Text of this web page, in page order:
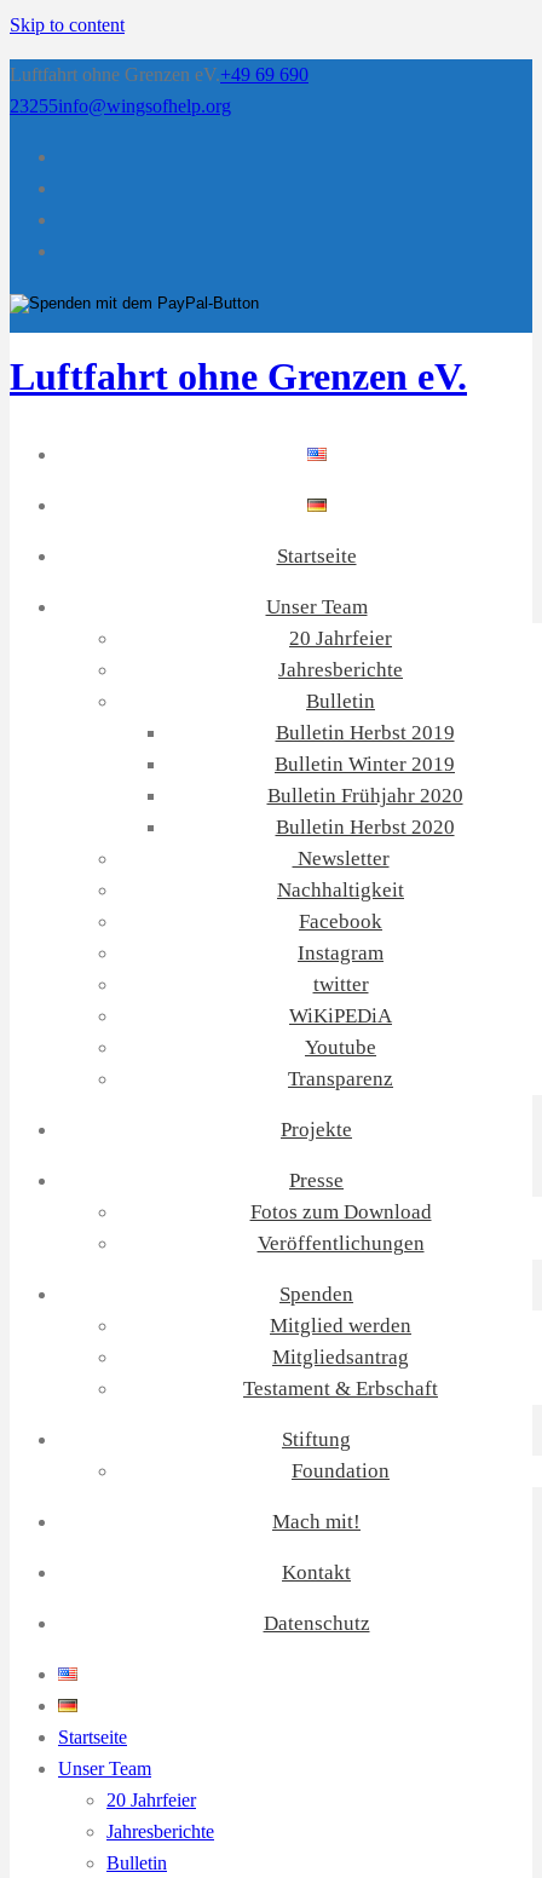
Skip to content
Luftfahrt ohne Grenzen eV.+49 69 690
23255info@wingsofhelp.org
Luftfahrt ohne Grenzen eV.
Startseite
Unser Team
20 Jahrfeier
Jahresberichte
Bulletin
Bulletin Herbst 2019
Bulletin Winter 2019
Bulletin Frühjahr 2020
Bulletin Herbst 2020
Newsletter
Nachhaltigkeit
Facebook
Instagram
twitter
WiKiPEDiA
Youtube
Transparenz
Projekte
Presse
Fotos zum Download
Veröffentlichungen
Spenden
Mitglied werden
Mitgliedsantrag
Testament & Erbschaft
Stiftung
Foundation
Mach mit!
Kontakt
Datenschutz
Startseite
Unser Team
20 Jahrfeier
Jahresberichte
Bulletin